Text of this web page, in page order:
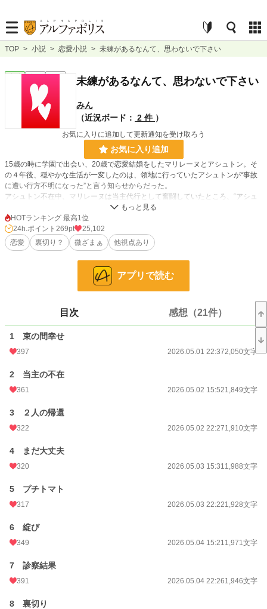
TOP > 小説 > 恋愛小説 > 未練があるなんて、思わないで下さい
完結 短編 未練があるなんて、思わないで下さい
みん
（近況ボード： 2 件 ）
お気に入りに追加して更新通知を受け取ろう
お気に入り追加
15歳の時に学園で出会い、20歳で恋愛結婚をしたマリレーヌとアシュトン。そ
の４年後、穏やかな生活が一変したのは、領地に行っていたアシュトンが“事故
に遭い行方不明になった”と言う知らせからだった。
アシュトン不在中、マリレーヌは当主代行として奮闘していたところ、“アシュ
トンが見付かった”と言う知らせがあったのは、行方不明となってから半年が過
ぎてからだった。
ようやくの帰還に喜んだのも束の間、帰って来たアシュトンの隣には１人の女性
が居た。
5,224 位 / 228,851 件
2,579 位 / 66,374 件
1,519
24h.ポイント 269 pt
文字数
更新日時 2026.05.16 21:18
初回公開日時
初回完結日時 2026.05.16 21:18
週間ポイント
月間ポイント 11,069 pt (4,139 位)
累計ポイント 697,316 pt (8,033 位)
HOTランキング 最高1位
24h.ポイント 269pt
25,102
恋愛
裏切り？ 微ざまぁ 他視点あり
アプリで読む
目次 感想（21件）
1 束の間幸せ
397 2026.05.01 22:372,050文字
2 当主の不在
361 2026.05.02 15:521,849文字
3 ２人の帰還
322 2026.05.02 22:271,910文字
4 まだ大丈夫
320 2026.05.03 15:311,988文字
5 プチトマト
317 2026.05.03 22:221,928文字
6 綻び
349 2026.05.04 15:211,971文字
7 診察結果
391 2026.05.04 22:261,946文字
8 裏切り